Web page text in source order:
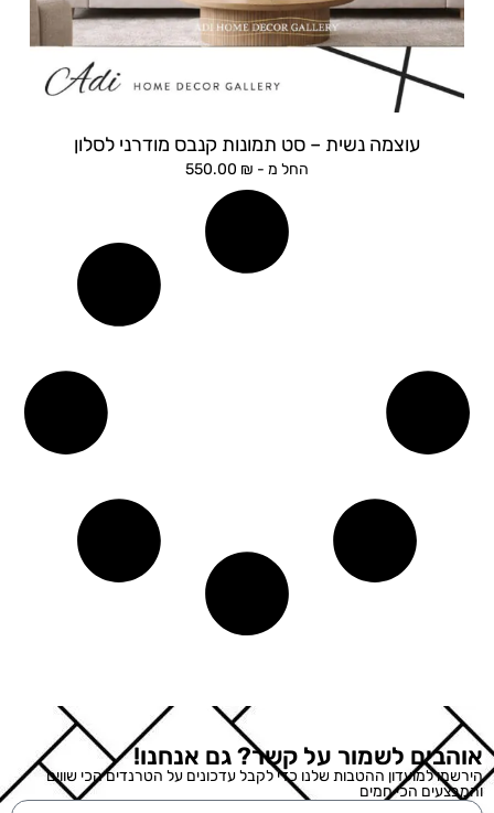
עוצמה נשית – סט תמונות קנבס מודרני לסלון
החל מ - 550.00 ₪
אוהבים לשמור על קשר? גם אנחנו!
הירשמו למועדון ההטבות שלנו כדי לקבל עדכונים על הטרנדים הכי שווים
והמבצעים הכי חמים